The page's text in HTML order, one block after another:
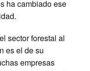
ha cambiado ese
sector forestal al
es el de su
empresas